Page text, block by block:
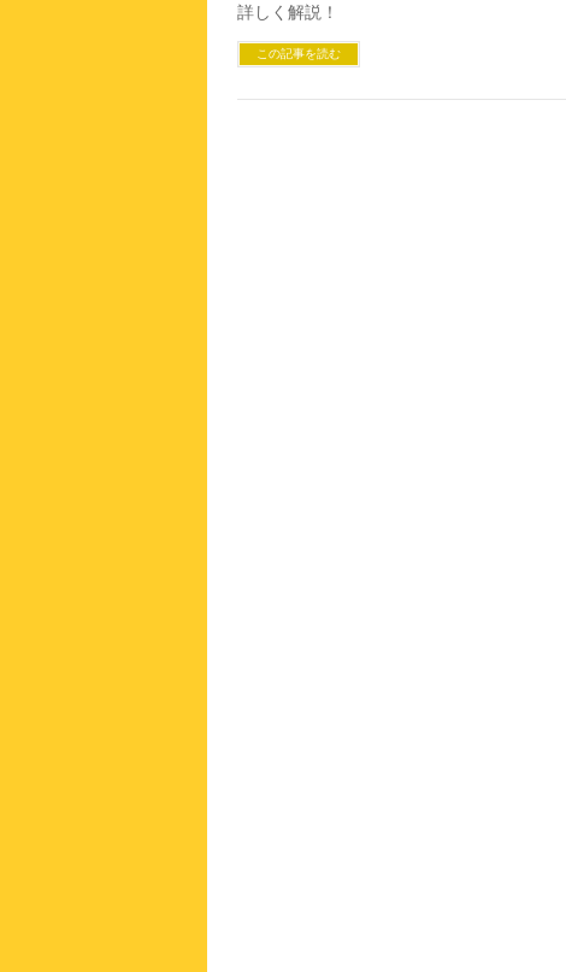
詳しく解説！
この記事を読む